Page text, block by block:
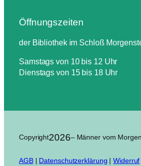
Öffnungszeiten
der Bibliothek im Schloß
Samstags von 10 bis 12 Uhr
Dienstags von 15 bis 18 Uhr
Copyright2026– Männer vom
AGB| Datenschutzerklärung |Widerruf